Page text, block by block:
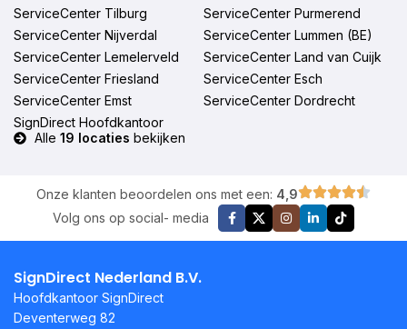
ServiceCenter Tilburg
ServiceCenter Purmerend
ServiceCenter Nijverdal
ServiceCenter Lummen (BE)
ServiceCenter Lemelerveld
ServiceCenter Land van Cuijk
ServiceCenter Friesland
ServiceCenter Esch
ServiceCenter Emst
ServiceCenter Dordrecht
SignDirect Hoofdkantoor
Alle 19 locaties bekijken
Onze klanten beoordelen ons met een: 4,9
Volg ons op social- media
SignDirect Nederland B.V.
Hoofdkantoor SignDirect
Deventerweg 82